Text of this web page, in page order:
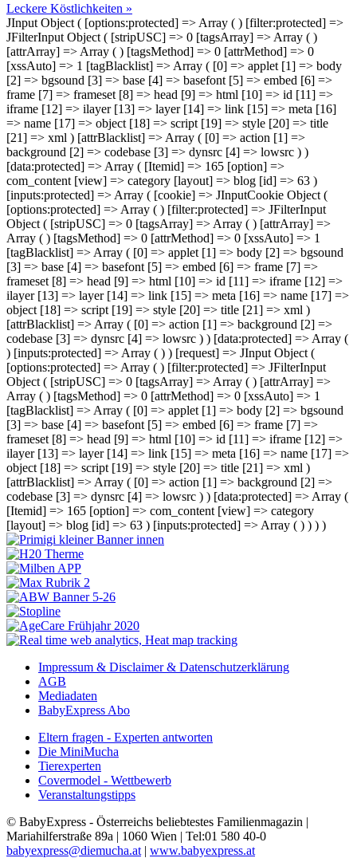
Leckere Köstlichkeiten »
JInput Object ( [options:protected] => Array ( ) [filter:protected] =>
JFilterInput Object ( [stripUSC] => 0 [tagsArray] => Array ( )
[attrArray] => Array ( ) [tagsMethod] => 0 [attrMethod] => 0
[xssAuto] => 1 [tagBlacklist] => Array ( [0] => applet [1] => body
[2] => bgsound [3] => base [4] => basefont [5] => embed [6] =>
frame [7] => frameset [8] => head [9] => html [10] => id [11] =>
iframe [12] => ilayer [13] => layer [14] => link [15] => meta [16]
=> name [17] => object [18] => script [19] => style [20] => title
[21] => xml ) [attrBlacklist] => Array ( [0] => action [1] =>
background [2] => codebase [3] => dynsrc [4] => lowsrc ) )
[data:protected] => Array ( [Itemid] => 165 [option] =>
com_content [view] => category [layout] => blog [id] => 63 )
[inputs:protected] => Array ( [cookie] => JInputCookie Object (
[options:protected] => Array ( ) [filter:protected] => JFilterInput
Object ( [stripUSC] => 0 [tagsArray] => Array ( ) [attrArray] =>
Array ( ) [tagsMethod] => 0 [attrMethod] => 0 [xssAuto] => 1
[tagBlacklist] => Array ( [0] => applet [1] => body [2] => bgsound
[3] => base [4] => basefont [5] => embed [6] => frame [7] =>
frameset [8] => head [9] => html [10] => id [11] => iframe [12] =>
ilayer [13] => layer [14] => link [15] => meta [16] => name [17] =>
object [18] => script [19] => style [20] => title [21] => xml )
[attrBlacklist] => Array ( [0] => action [1] => background [2] =>
codebase [3] => dynsrc [4] => lowsrc ) ) [data:protected] => Array (
) [inputs:protected] => Array ( ) ) [request] => JInput Object (
[options:protected] => Array ( ) [filter:protected] => JFilterInput
Object ( [stripUSC] => 0 [tagsArray] => Array ( ) [attrArray] =>
Array ( ) [tagsMethod] => 0 [attrMethod] => 0 [xssAuto] => 1
[tagBlacklist] => Array ( [0] => applet [1] => body [2] => bgsound
[3] => base [4] => basefont [5] => embed [6] => frame [7] =>
frameset [8] => head [9] => html [10] => id [11] => iframe [12] =>
ilayer [13] => layer [14] => link [15] => meta [16] => name [17] =>
object [18] => script [19] => style [20] => title [21] => xml )
[attrBlacklist] => Array ( [0] => action [1] => background [2] =>
codebase [3] => dynsrc [4] => lowsrc ) ) [data:protected] => Array (
[Itemid] => 165 [option] => com_content [view] => category
[layout] => blog [id] => 63 ) [inputs:protected] => Array ( ) ) ) )
Impressum & Disclaimer & Datenschutzerklärung
AGB
Mediadaten
BabyExpress Abo
Eltern fragen - Experten antworten
Die MiniMucha
Tierexperten
Covermodel - Wettbewerb
Veranstaltungstipps
© BabyExpress - Österreichs beliebtestes Familienmagazin |
Mariahilferstraße 89a | 1060 Wien | Tel:01 580 40-0
babyexpress@diemucha.at | www.babyexpress.at